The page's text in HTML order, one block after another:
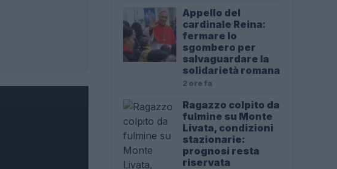
Appello del
cardinale Reina:
fermare lo
sgombero per
salvaguardare la
solidarietà romana
2 ore fa
Ragazzo colpito da
fulmine su Monte
Livata, condizioni
stazionarie:
prognosi resta
riservata